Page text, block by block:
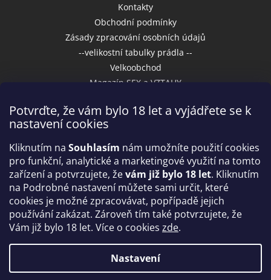
Potvrďte, že vám bylo 18 let a vyjádřete se k
nastavení cookies
Kliknutím na Souhlasím nám umožníte použití cookies
pro funkční, analytické a marketingové využití na tomto
zařízení a potvrzujete, ževám již bylo 18 let. Kliknutím
na Podrobné nastavení můžete sami určit, které
cookies je možné zpracovávat, popřípadě jejich
používání zakázat. Zároveň tím také potvrzujete, že
Vám již bylo 18 let. Více o cookies zde.
Nastavení
Kontakty
Obchodní podmínky
Zásady zpracování osobních údajů
--velikostní tabulky prádla --
Velkoobchod
Magazín SEX a VZTAHY
Přijímáme online platby